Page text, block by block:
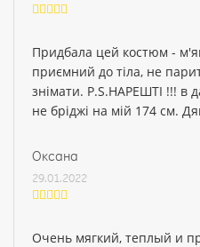
Придбала цей костюм -
приємний до тіла, не
знімати. P.S.НАРЕШТІ !!! в
не бріджі на мій 174 см.
Оксана
29.01.2022
Очень мягкий, теплый и